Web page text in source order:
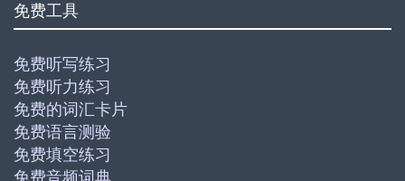
免费工具
免费听写练习
免费听力练习
免费的词汇卡片
免费语言测验
免费填空练习